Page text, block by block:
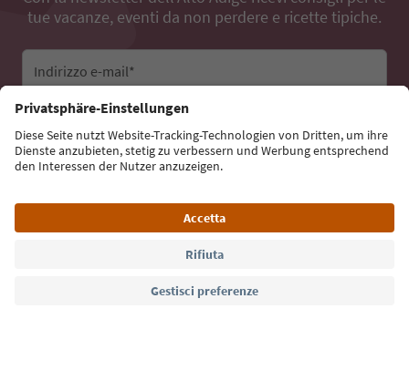
tue vacanze, eventi da non perdere e ricette tipiche.
Indirizzo e-mail*
Iscriviti alla newsletter